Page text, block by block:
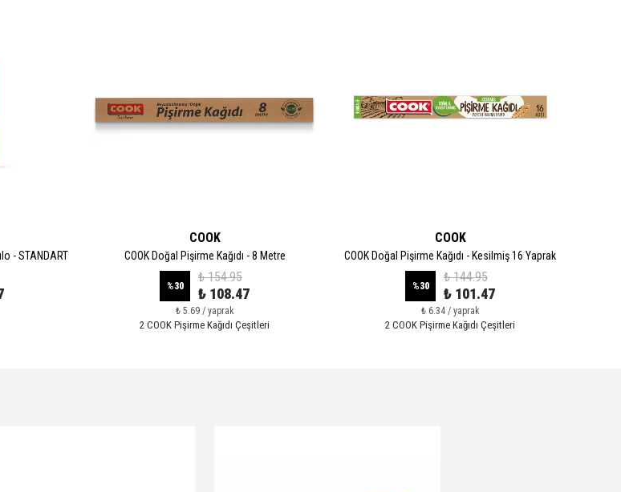
- STANDART
COOK
COOK Doğal Pişirme Kağıdı - 8 Metre
%30
₺ 154.95
₺ 108.47
₺ 5.69 / yaprak
2 COOK Pişirme Kağıdı Çeşitleri
COOK
COOK Doğal Pişirme Kağıdı - Kesilmiş 16 Yaprak
%30
₺ 144.95
₺ 101.47
₺ 6.34 / yaprak
2 COOK Pişirme Kağıdı Çeşitleri